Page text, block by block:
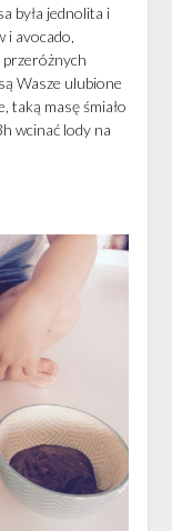
była jednolita i
i avocado,
przeróżnych
Wasze ulubione
taką masę śmiało
wcinać lody na